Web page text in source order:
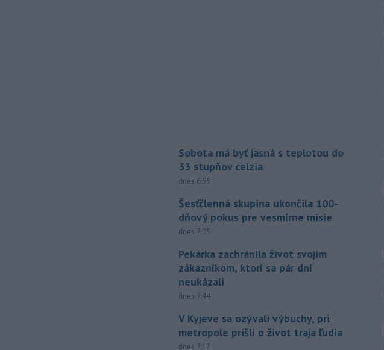
Sobota má byť jasná s teplotou do
33 stupňov celzia
dnes 6:55
Šesťčlenná skupina ukončila 100-
dňový pokus pre vesmírne misie
dnes 7:05
Pekárka zachránila život svojim
zákazníkom, ktorí sa pár dní
neukázali
dnes 7:44
V Kyjeve sa ozývali výbuchy, pri
metropole prišli o život traja ľudia
dnes 7:17